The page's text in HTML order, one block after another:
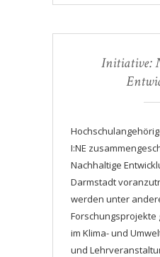
Initiative:
I:NE
Nachhaltige
Darmstadt
werden unter
Forschungsprojekte
im Klima- und
und